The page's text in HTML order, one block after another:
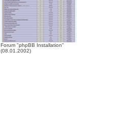
Forum "phpBB Installation"
(08.01.2002)